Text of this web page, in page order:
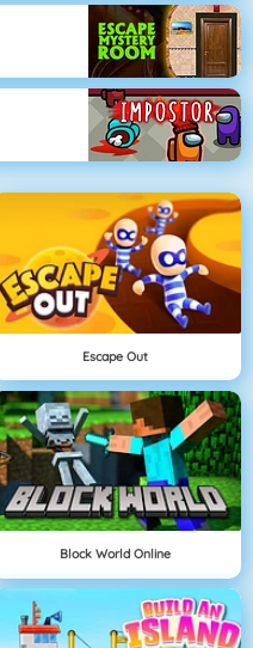
Escape Out
Block World Online